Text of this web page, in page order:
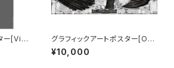
ー[Viru
グラフィックアートポスター[Oc
ean Plastics Pollution / Se
abird] B1サイズ
¥10,000